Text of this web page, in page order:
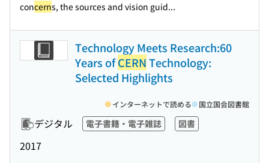
concerns, the sources and vision guid...
Technology Meets Research:60
Years ofCERNTechnology:
Selected Highlights
デジタル 電子書籍・電子雑誌 図書
2017
インターネットで読める 国立国会図書館